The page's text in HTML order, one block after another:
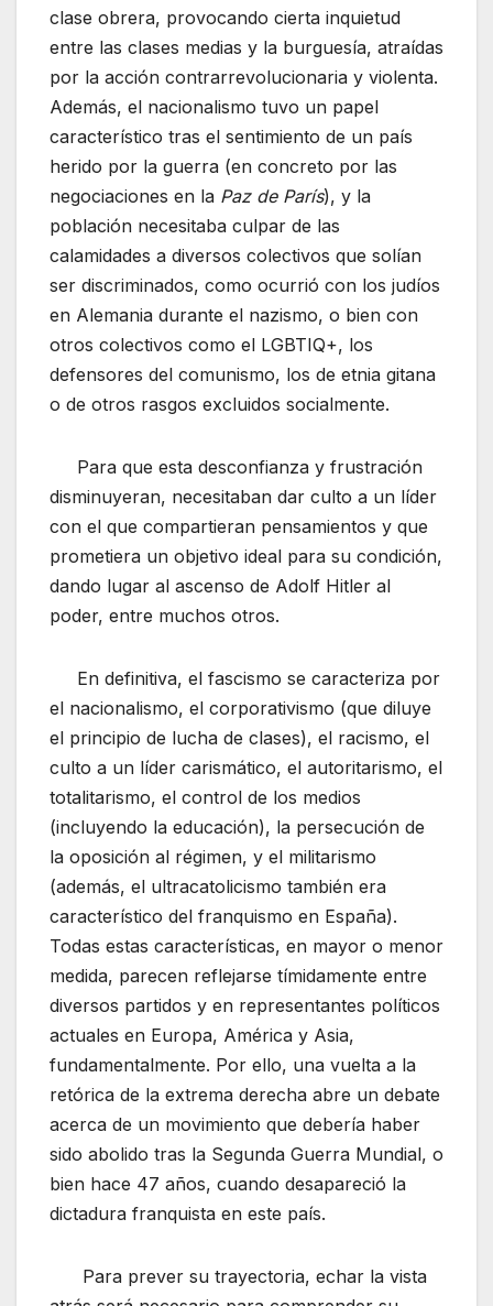
clase obrera, provocando cierta inquietud
entre las clases medias y la burguesía, atraídas
por la acción contrarrevolucionaria y violenta.
Además, el nacionalismo tuvo un papel
característico tras el sentimiento de un país
herido por la guerra (en concreto por las
negociaciones en la Paz de París), y la
población necesitaba culpar de las
calamidades a diversos colectivos que solían
ser discriminados, como ocurrió con los judíos
en Alemania durante el nazismo, o bien con
otros colectivos como el LGBTIQ+, los
defensores del comunismo, los de etnia gitana
o de otros rasgos excluidos socialmente.
Para que esta desconfianza y frustración
disminuyeran, necesitaban dar culto a un líder
con el que compartieran pensamientos y que
prometiera un objetivo ideal para su condición,
dando lugar al ascenso de Adolf Hitler al
poder, entre muchos otros.
En definitiva, el fascismo se caracteriza por
el nacionalismo, el corporativismo (que diluye
el principio de lucha de clases), el racismo, el
culto a un líder carismático, el autoritarismo, el
totalitarismo, el control de los medios
(incluyendo la educación), la persecución de
la oposición al régimen, y el militarismo
(además, el ultracatolicismo también era
característico del franquismo en España).
Todas estas características, en mayor o menor
medida, parecen reflejarse tímidamente entre
diversos partidos y en representantes políticos
actuales en Europa, América y Asia,
fundamentalmente. Por ello, una vuelta a la
retórica de la extrema derecha abre un debate
acerca de un movimiento que debería haber
sido abolido tras la Segunda Guerra Mundial, o
bien hace 47 años, cuando desapareció la
dictadura franquista en este país.
Para prever su trayectoria, echar la vista